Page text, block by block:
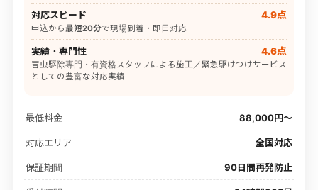
対応スピード 4.9点
申込から最短20分で現場到着・即日対応
実績・専門性 4.6点
害虫駆除専門・有資格スタッフによる施工／緊急駆けつけサービス
としての豊富な対応実績
最低料金 88,000円〜
対応エリア 全国対応
保証期間 90日間再発防止